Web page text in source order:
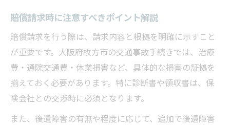
賠償請求時に注意すべきポイント解説
賠償請求を行う際は、請求内容と根拠を明確に示すこと
が重要です。大阪府枚方市の交通事故手続きでは、治療
費・通院交通費・休業損害など、具体的な損害の証拠を
揃えておく必要があります。特に診断書や領収書は、保
険会社との交渉時に必須となります。
また、後遺障害の有無や程度に応じて、追加で後遺障害